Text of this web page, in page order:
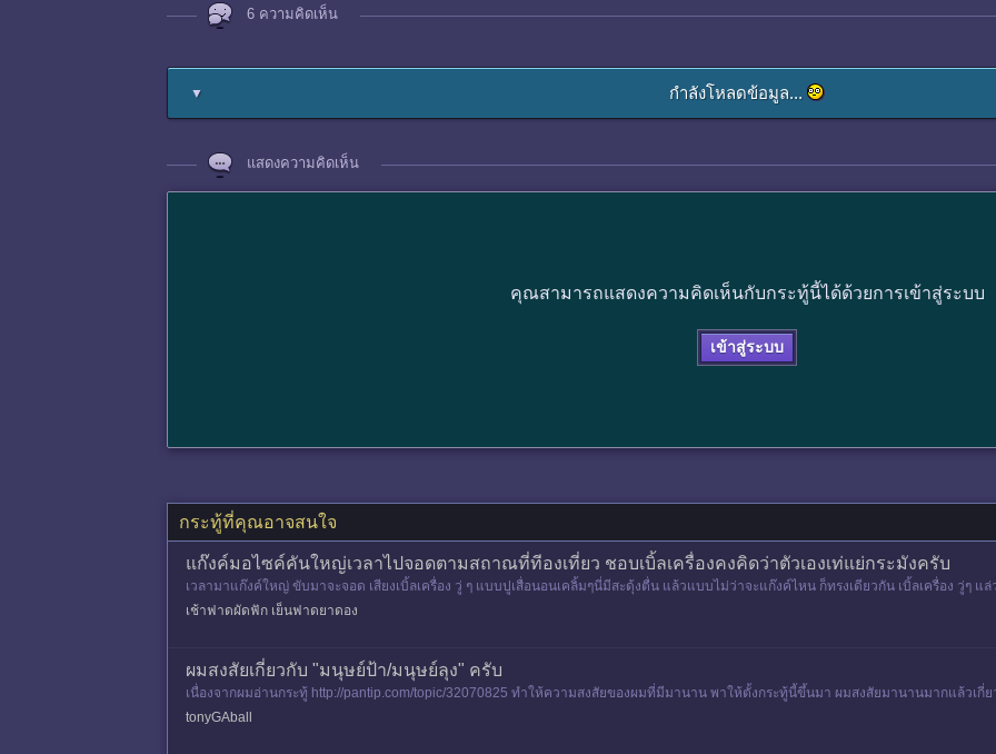
6 ความคิดเห็น
▼ กำลังโหลดข้อมูล...
แสดงความคิดเห็น
คุณสามารถแสดงความคิดเห็นกับกระทู้นี้ได้ด้วยการเข้าสู่ระบบ
เข้าสู่ระบบ
กระทู้ที่คุณอาจสนใจ
แก๊งค์มอไซค์คันใหญ่เวลาไปจอดตามสถาณที่ทีองเที่ยว ชอบเบิ้ลเครื่องคงคิดว่าตัวเองเท่แย่กระมังครับ
เวลามาแก๊งค์ใหญ่ ขับมาจะจอด เสียงเบิ้ลเครื่อง วู่ ๆ แบบปูเสื่อนอนเคลิ้มๆนี่มีสะดุ้งตื่น แล้วแบบไม่ว่าจะแก๊งค์ไหน ก็ทรงเดียวกัน เบิ้ลเครื่อง วู่ๆ แ
เช้าฟาดผัดฟัก เย็นฟาดยาดอง
ผมสงสัยเกี่ยวกับ "มนุษย์ป้า/มนุษย์ลุง" ครับ
เนื่องจากผมอ่านกระทู้ http://pantip.com/topic/32070825 ทำให้ความสงสัยของผมที่มีมานาน พาให้ตั้งกระทู้นี้ขึ้นมา ผมสงสัยมานานมากแล้วเ
ผมเจอคนเดียว
tonyGAball